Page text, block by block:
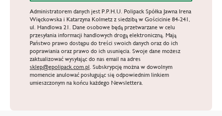
Administratorem danych jest P.P.H.U. Polipack Spółka Jawna Irena
Więckowska i Katarzyna Kolmetz z siedzibą w Gościcinie 84-241,
ul. Handlowa 21. Dane osobowe będą przetwarzane w celu
przesyłania informacji handlowych drogą elektroniczną. Mają
Państwo prawo dostępu do treści swoich danych oraz do ich
poprawiania oraz prawo do ich usunięcia. Swoje dane możesz
zaktualizować wysyłając do nas email na adres
sklep@epolipack.com.pl. Subskrypcję można w dowolnym
momencie anulować posługując się odpowiednim linkiem
umieszczonym na końcu każdego Newslettera.